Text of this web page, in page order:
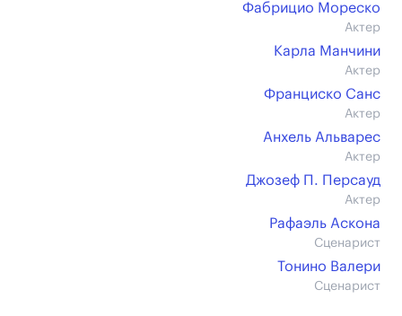
Фабрицио Мореско
Актер
Карла Манчини
Актер
Франциско Санс
Актер
Анхель Альварес
Актер
Джозеф П. Персауд
Актер
Рафаэль Аскона
Сценарист
Тонино Валери
Сценарист